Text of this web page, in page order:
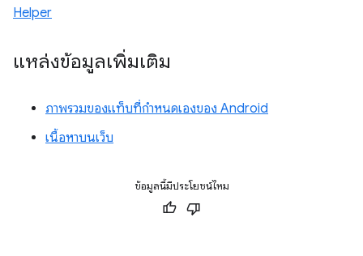
Helper
แหล่งข้อมูลเพิ่มเติม
ภาพรวมของแท็บที่กำหนดเองของ Android
เนื้อหาบนเว็บ
ข้อมูลนี้มีประโยชน์ไหม